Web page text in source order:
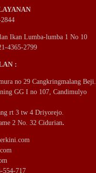
Ikan Lumba-lumba 1 No 10
4365-2799
:
no 29 Cangkringmalang Beji.
GG I no 107, Candimulyo
rt 3 tw 4 Driyorejo.
2 No. 32 Cidurian.
554-717